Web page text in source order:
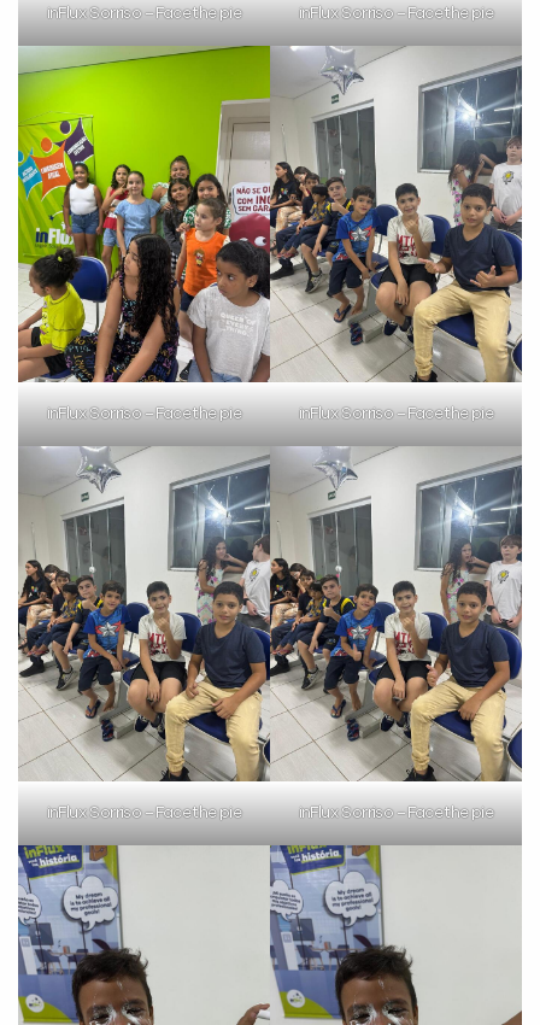
inFlux Sorriso – Face the pie inFlux Sorriso – Face the pie
inFlux Sorriso – Face the pie inFlux Sorriso – Face the pie
inFlux Sorriso – Face the pie inFlux Sorriso – Face the pie